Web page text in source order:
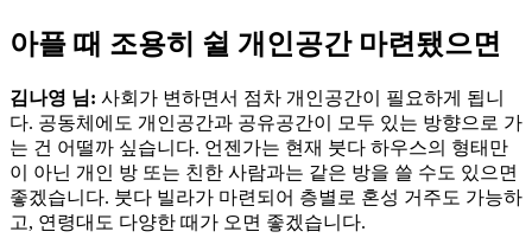
아플 때 조용히 쉴 개인공간 마련됐으면
김나영 님: 사회가 변하면서 점차 개인공간이 필요하게 됩니
다. 공동체에도 개인공간과 공유공간이 모두 있는 방향으로 가
는 건 어떨까 싶습니다. 언젠가는 현재 붓다 하우스의 형태만
이 아닌 개인 방 또는 친한 사람과는 같은 방을 쓸 수도 있으면
좋겠습니다. 붓다 빌라가 마련되어 층별로 혼성 거주도 가능하
고, 연령대도 다양한 때가 오면 좋겠습니다.